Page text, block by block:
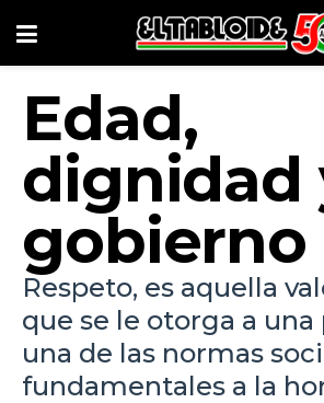
Edad,
dignidad
gobierno
Respeto, es aquella
que se le otorga a una
una de las normas
fundamentales a la